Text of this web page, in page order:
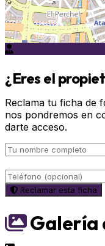
¿Eres el
Reclama tu ficha de
nos pondremos en
darte acceso.
Reclamar esta ficha
Galería